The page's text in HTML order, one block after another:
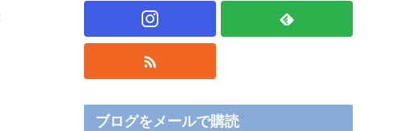
ブログをメールで購読